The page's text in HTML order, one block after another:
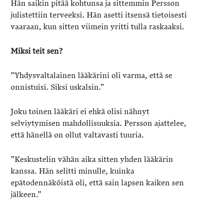
Hän saikin pitää kohtunsa ja sittemmin Persson
julistettiin terveeksi. Hän asetti itsensä tietoisesti
vaaraan, kun sitten viimein yritti tulla raskaaksi.
Miksi teit sen?
”Yhdysvaltalainen lääkärini oli varma, että se
onnistuisi. Siksi uskalsin.”
Joku toinen lääkäri ei ehkä olisi nähnyt
selviytymisen mahdollisuuksia. Persson ajattelee,
että hänellä on ollut valtavasti tuuria.
”Keskustelin vähän aika sitten yhden lääkärin
kanssa. Hän selitti minulle, kuinka
epätodennäköistä oli, että sain lapsen kaiken sen
jälkeen.”